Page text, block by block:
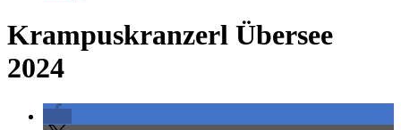
Krampuskranzerl Übersee
2024